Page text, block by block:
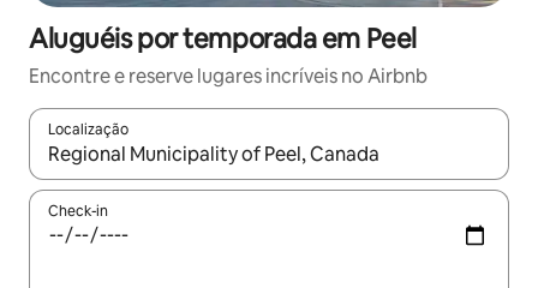
Aluguéis por temporada em Peel
Encontre e reserve lugares incríveis no Airbnb
Localização
Quando os resultados estiverem disponíveis, explore-os
Check-in